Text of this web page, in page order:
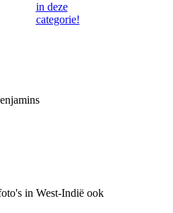
in West-Indië ook